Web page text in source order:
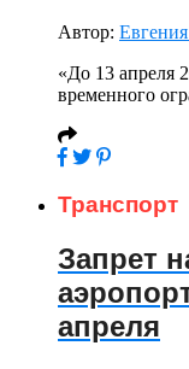
Автор:
«До 13 апреля
временного
Транспорт
Запрет
апреля